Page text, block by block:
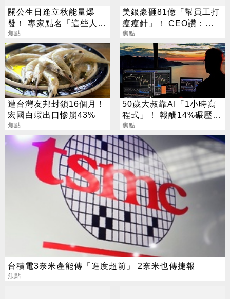
關公生日逢立秋能量爆
發！ 專家點名「這些人」
別亂拜
焦點
美銀豪砸81億「幫員工打
瘦瘦針」！ CEO讚：一
項值得的投資
焦點
遭台灣友邦封鎖16個月！
宏國白蝦出口慘崩43%
焦點
50歲大叔靠AI「1小時寫
程式」！ 報酬14%碾壓標
普 直接辭職去炒股
焦點
台積電3奈米產能傳「進度超前」 2奈米也傳捷報
焦點